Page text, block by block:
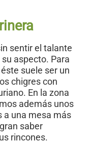
sentir el talante
aspecto. Para
éste suele ser un
chigres con
En la zona
además unos
a una mesa más
saber
rincones.